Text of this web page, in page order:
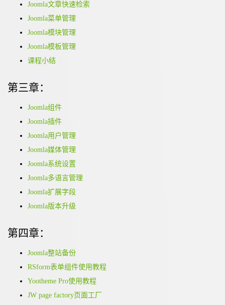
Joomla文章快速检索
Joomla菜单管理
Joomla模块管理
Joomla模板管理
课程小结
第三章：
Joomla组件
Joomla插件
Joomla用户管理
Joomla媒体管理
Joomla系统设置
Joomla多语言管理
Joomla扩展字段
Joomla版本升级
第四章：
Joomla整站备份
RSform表单组件使用教程
Yootheme Pro使用教程
JW page factory页面工厂